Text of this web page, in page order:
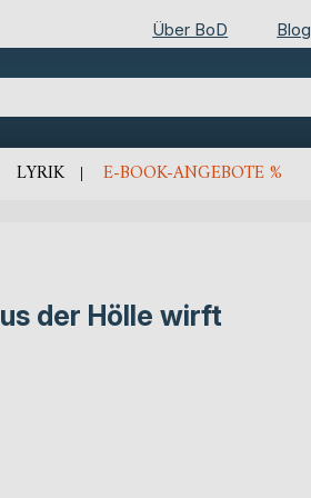
Über BoD Blog
LYRIK E-BOOK-ANGEBOTE %
der Hölle wirft